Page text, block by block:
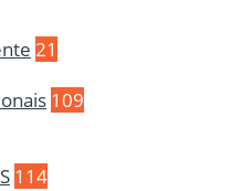
21
109
114